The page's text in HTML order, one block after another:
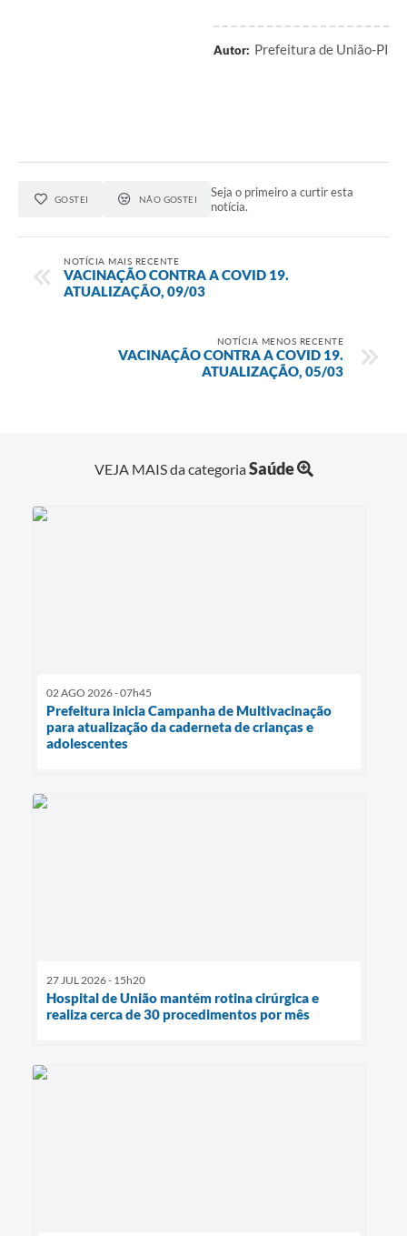
Autor: Prefeitura de União-PI
GOSTEI NÃO GOSTEI
Seja o primeiro a curtir esta
notícia.
NOTÍCIA MAIS RECENTE
VACINAÇÃO CONTRA A COVID 19.
ATUALIZAÇÃO, 09/03
NOTÍCIA MENOS RECENTE
VACINAÇÃO CONTRA A COVID 19.
ATUALIZAÇÃO, 05/03
VEJA MAIS da categoriaSaúde
02 AGO 2026 - 07h45
Prefeitura inicia Campanha de Multivacinação
para atualização da caderneta de crianças e
adolescentes
27 JUL 2026 - 15h20
Hospital de União mantém rotina cirúrgica e
realiza cerca de 30 procedimentos por mês